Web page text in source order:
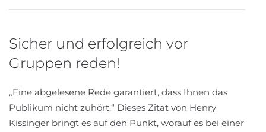
Sicher und erfolgreich vor
Gruppen reden!
„Eine abgelesene Rede garantiert, dass Ihnen das
Publikum nicht zuhört.“ Dieses Zitat von Henry
Kissinger bringt es auf den Punkt, worauf es bei einer